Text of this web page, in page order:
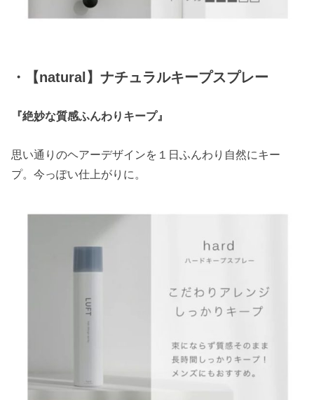
・【natural】ナチュラルキープスプレー
『絶妙な質感ふんわりキープ』
思い通りのヘアーデザインを１日ふんわり自然にキー
プ。今っぽい仕上がりに。